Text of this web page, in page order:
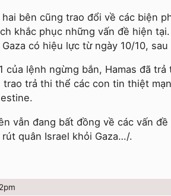
bên cũng trao đổi về các biện
khắc phục những vấn đề hiện tại.
có hiệu lực từ ngày 10/10,
của lệnh ngừng bắn, Hamas đã
trao trả thi thể các con tin thiệt
vẫn đang bất đồng về các vấn
rút quân Israel khỏi Gaza…/.